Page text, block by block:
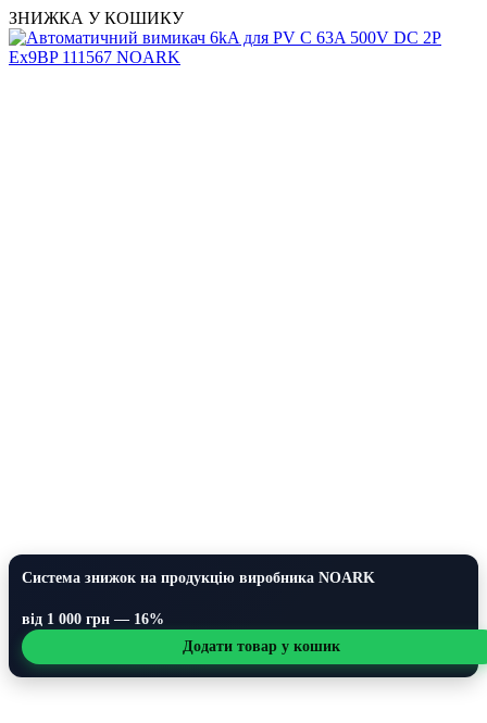
ЗНИЖКА У КОШИКУ
Система знижок на продукцію виробника NOARK
від 1 000 грн — 16%
Додати товар у кошик